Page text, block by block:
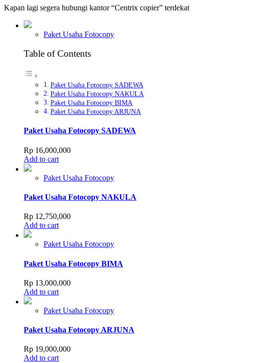
Kapan lagi segera hubungi kantor “Centrix copier” terdekat
Paket Usaha Fotocopy
Table of Contents
Paket Usaha Fotocopy SADEWA
Paket Usaha Fotocopy NAKULA
Paket Usaha Fotocopy BIMA
Paket Usaha Fotocopy ARJUNA
Paket Usaha Fotocopy SADEWA
Rp 16,000,000
Add to cart
Paket Usaha Fotocopy
Paket Usaha Fotocopy NAKULA
Rp 12,750,000
Add to cart
Paket Usaha Fotocopy
Paket Usaha Fotocopy BIMA
Rp 13,000,000
Add to cart
Paket Usaha Fotocopy
Paket Usaha Fotocopy ARJUNA
Rp 19,000,000
Add to cart